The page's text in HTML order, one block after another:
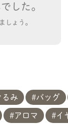
した。
しょう。
るみ バッグ
アロマ イ